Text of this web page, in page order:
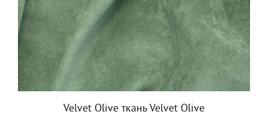
Velvet Olive ткань Velvet Olive